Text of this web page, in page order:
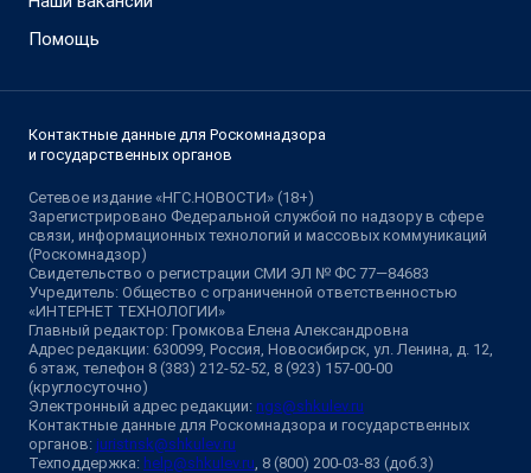
Помощь
Контактные данные для Роскомнадзора
и государственных органов
Сетевое издание «НГС.НОВОСТИ» (18+)
Зарегистрировано Федеральной службой по надзору в сфере
связи, информационных технологий и массовых коммуникаций
(Роскомнадзор)
Свидетельство о регистрации СМИ ЭЛ № ФС 77—84683
Учредитель: Общество с ограниченной ответственностью
«ИНТЕРНЕТ ТЕХНОЛОГИИ»
Главный редактор: Громкова Елена Александровна
Адрес редакции: 630099, Россия, Новосибирск, ул. Ленина, д. 12,
6 этаж, телефон 8 (383) 212-52-52, 8 (923) 157-00-00
(круглосуточно)
Электронный адрес редакции: ngs@shkulev.ru
Контактные данные для Роскомнадзора и государственных
органов: juristnsk@shkulev.ru
Техподдержка: help@shkulev.ru , 8 (800) 200-03-83 (доб.3)